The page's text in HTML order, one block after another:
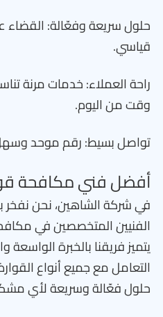
حلول سريعة وفعّالة:
قياسي.
راحة العملاء: خدمات مرنة
وقت من اليوم.
تواصل بسيط: رقم موحد
أفضل فني مكافحة
في شركة الشاهين، نحن
الفنيين المتخصصين في
يتميز فريقنا بالخبرة
التعامل مع جميع أنواع
حلول فعّالة وسريعة لأي